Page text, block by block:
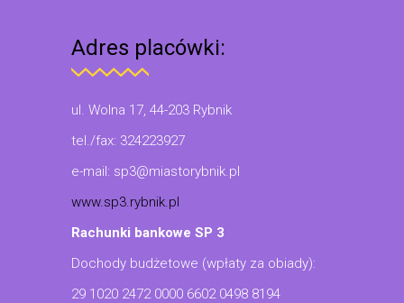
Adres placówki:
ul. Wolna 17, 44-203 Rybnik
tel./fax: 324223927
e-mail: sp3@miastorybnik.pl
www.sp3.rybnik.pl
Rachunki bankowe SP 3
Dochody budżetowe (wpłaty za obiady):
29 1020 2472 0000 6602 0498 8194